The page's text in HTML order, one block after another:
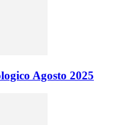
Agosto 2025